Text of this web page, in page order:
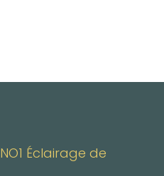
NO1 Éclairage de